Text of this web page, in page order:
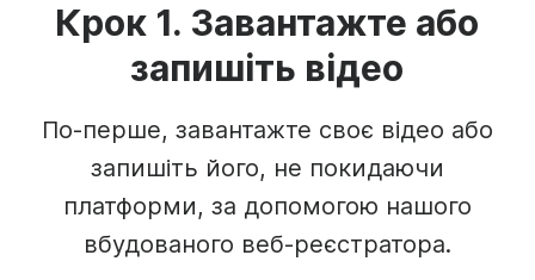
Крок 1. Завантажте або
запишіть відео
По-перше, завантажте своє відео або
запишіть його, не покидаючи
платформи, за допомогою нашого
вбудованого веб-реєстратора.